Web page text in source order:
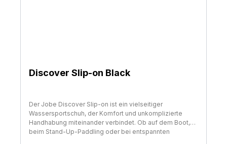
Discover Slip-on Black
Der Jobe Discover Slip-on ist ein vielseitiger
Wassersportschuh, der Komfort und unkomplizierte
Handhabung miteinander verbindet. Ob auf dem Boot,
beim Stand-Up-Paddling oder bei entspannten